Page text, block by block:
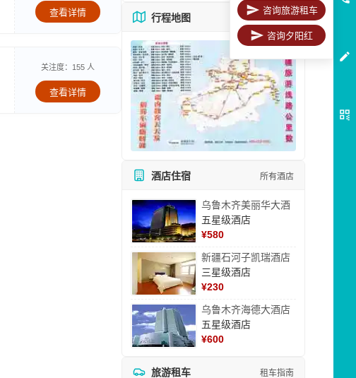
查看详情
关注度：155 人
查看详情
行程地图 更多地图
酒店住宿 所有酒店
乌鲁木齐美丽华大酒
五星级酒店
¥580
新疆石河子凯瑞酒店
三星级酒店
¥230
乌鲁木齐海德大酒店
五星级酒店
¥600
旅游租车 租车指南
咨询旅游租车
咨询夕阳红